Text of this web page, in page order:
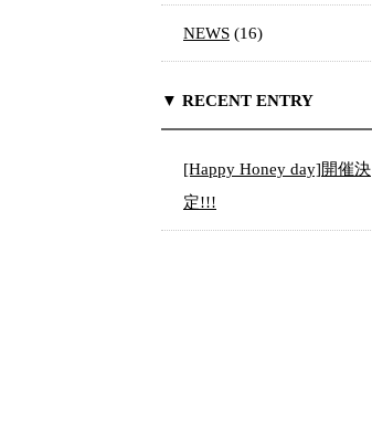
NEWS (16)
▼ RECENT ENTRY
[Happy Honey day]開催決
定!!!